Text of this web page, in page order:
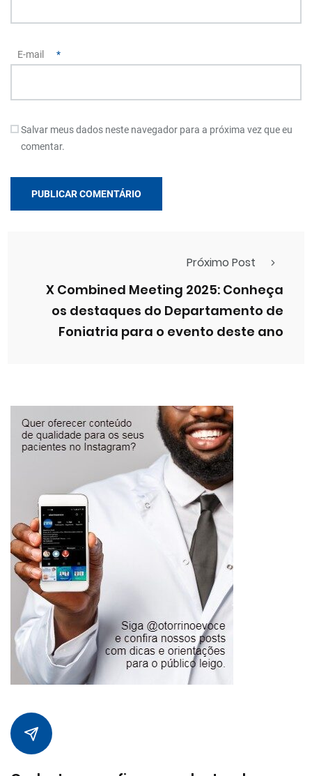
E-mail *
Salvar meus dados neste navegador para a próxima vez que eu
comentar.
Próximo Post
X Combined Meeting 2025: Conheça
os destaques do Departamento de
Foniatria para o evento deste ano